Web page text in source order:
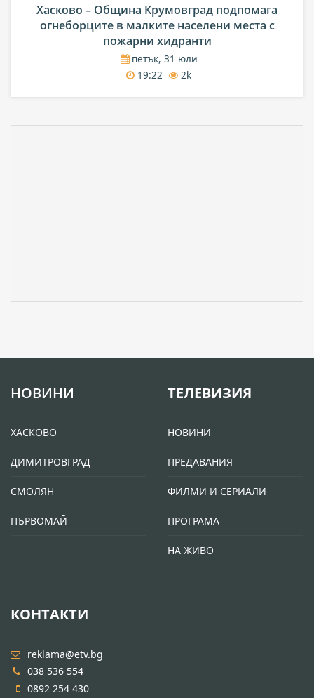
Хасково – Община Крумовград подпомага
огнеборците в малките населени места с
пожарни хидранти
петък, 31 юли
19:22
2k
НОВИНИ
ХАСКОВО
ДИМИТРОВГРАД
СМОЛЯН
ПЪРВОМАЙ
ТЕЛЕВИЗИЯ
НОВИНИ
ПРЕДАВАНИЯ
ФИЛМИ И СЕРИАЛИ
ПРОГРАМА
НА ЖИВО
КОНТАКТИ
reklama@etv.bg
038 536 554
0892 254 430